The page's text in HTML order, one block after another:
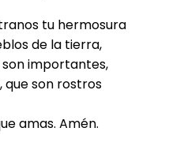
tu hermosura
de la tierra,
importantes,
que son rostros
amas. Amén.